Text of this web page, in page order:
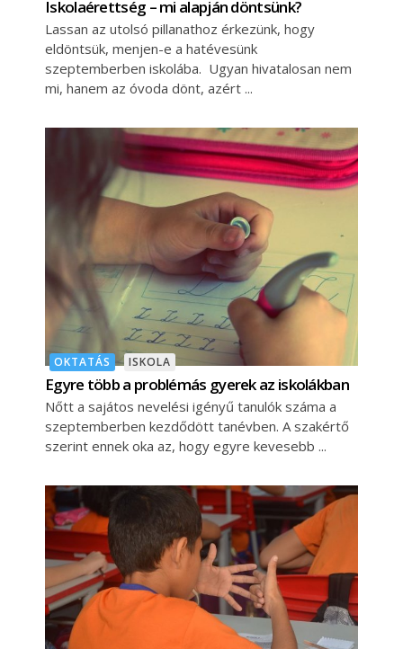
Iskolaérettség – mi alapján döntsünk?
Lassan az utolsó pillanathoz érkezünk, hogy
eldöntsük, menjen-e a hatévesünk
szeptemberben iskolába. Ugyan hivatalosan nem
mi, hanem az óvoda dönt, azért
OKTATÁS ISKOLA
Egyre több a problémás gyerek az iskolákban
Nőtt a sajátos nevelési igényű tanulók száma a
szeptemberben kezdődött tanévben. A szakértő
szerint ennek oka az, hogy egyre kevesebb